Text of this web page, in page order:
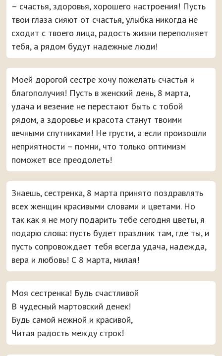
– счастья, здоровья, хорошего настроения! Пусть
твои глаза сияют от счастья, улыбка никогда не
сходит с твоего лица, радость жизни переполняет
тебя, а рядом будут надежные люди!
Моей дорогой сестре хочу пожелать счастья и
благополучия! Пусть в женский день, 8 марта,
удача и везение не перестают быть с тобой
рядом, а здоровье и красота станут твоими
вечными спутниками! Не грусти, а если произошли
неприятности – помни, что только оптимизм
поможет все преодолеть!
Знаешь, сестренка, 8 марта принято поздравлять
всех женщин красивыми словами и цветами. Но
так как я не могу подарить тебе сегодня цветы, я
подарю слова: пусть будет праздник там, где ты, и
пусть сопровождает тебя всегда удача, надежда,
вера и любовь! С 8 марта, милая!
Моя сестренка! Будь счастливой
В чудесный мартовский денек!
Будь самой нежной и красивой,
Читая радость между строк!